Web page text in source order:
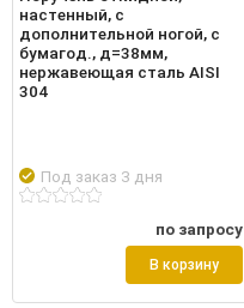
настенный, с
дополнительной ногой, с
бумагод., д=38мм,
нержавеющая сталь AISI
304
Под заказ 3 дня
по запросу
В корзину